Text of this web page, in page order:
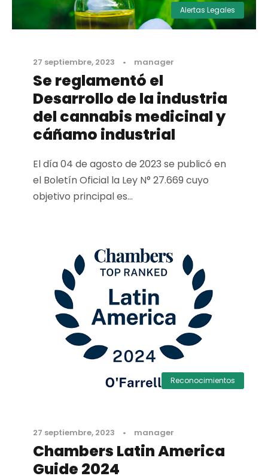
Alertas Legales
27 septiembre, 2023 • manager
Se reglamentó el
Desarrollo de la industria
del cannabis medicinal y
cáñamo industrial
El día 04 de agosto de 2023 se publicó en
el Boletín Oficial la Ley N° 27.669 cuyo
objetivo principal es...
Reconocimientos
27 septiembre, 2023 • manager
Chambers Latin America
Guide 2024